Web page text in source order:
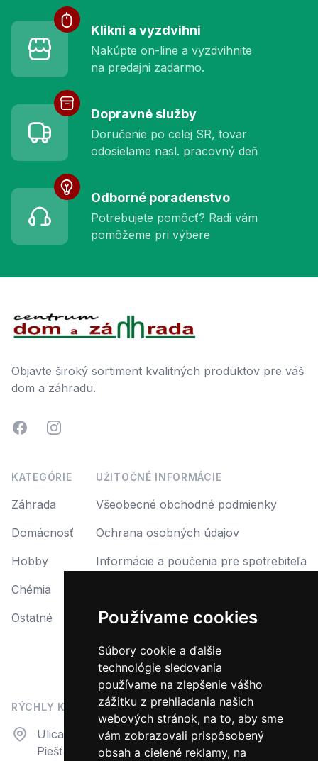
Používame cookies
Súbory cookie a ďalšie
technológie sledovania
používame na zlepšenie vášho
zážitku z prehliadania našich
webových stránok, na to, aby sme
vám zobrazovali prispôsobený
obsah a cielené reklamy, na
Služby pre vásKlikni a vyzdvihni
Nakúpte on-line a vyzdvihnite
na predajni zadarmo.
Dopravné služby
Doručenie po celej SR, tovar
odosielame nasl. pracovný deň
Odborné poradenstvo
Potrebujete pomôcť? Radi vám
pomôžeme pri výbere
Objavte široký sortiment kvalitných produktov pre váš
dom a záhradu.
FacebookInstagram
KATEGÓRIE
Záhrada
Domácnosť
Hobby
Chémia
Ostatné
UŽITOČNÉ INFORMÁCIE
Všeobecné obchodné podmienky
Ochrana osobných údajov
Informácie a poučenia pre spotrebiteľa
Reklamačný protokol
Formulár na odstúpenie od zmluvy
Odstúpiť od zmluvy tu
RÝCHLY KONTAKT
AdresaUlica N. Teslu 23
Piešťany, 92101